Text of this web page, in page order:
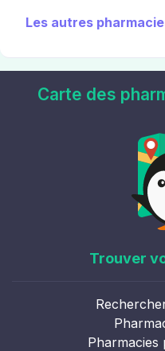
Les autres
Carte des
Trouver
Pharmacies